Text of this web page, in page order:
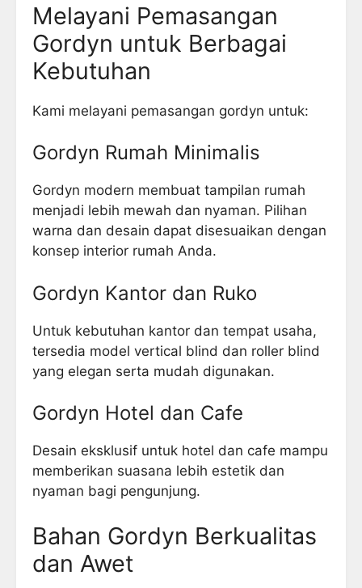
Melayani Pemasangan
Gordyn untuk Berbagai
Kebutuhan
Kami melayani pemasangan gordyn untuk:
Gordyn Rumah Minimalis
Gordyn modern membuat tampilan rumah
menjadi lebih mewah dan nyaman. Pilihan
warna dan desain dapat disesuaikan dengan
konsep interior rumah Anda.
Gordyn Kantor dan Ruko
Untuk kebutuhan kantor dan tempat usaha,
tersedia model vertical blind dan roller blind
yang elegan serta mudah digunakan.
Gordyn Hotel dan Cafe
Desain eksklusif untuk hotel dan cafe mampu
memberikan suasana lebih estetik dan
nyaman bagi pengunjung.
Bahan Gordyn Berkualitas
dan Awet